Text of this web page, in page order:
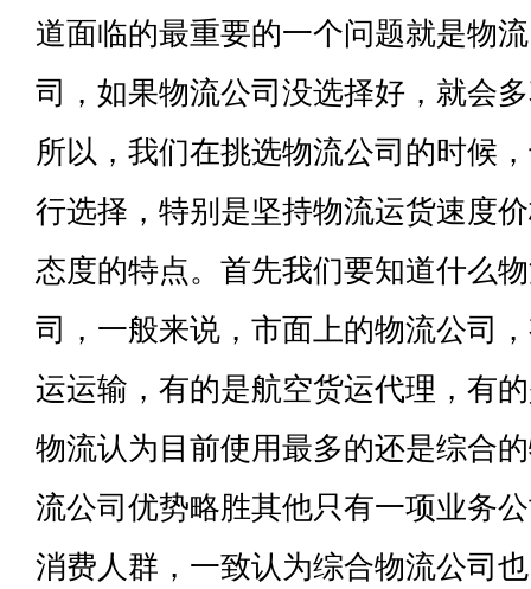
道面临的最重要的一个问题就是物
司，如果物流公司没选择好，就会
所以，我们在挑选物流公司的时候
行选择，特别是坚持物流运货速度
态度的特点。首先我们要知道什么
司，一般来说，市面上的物流公司
运运输，有的是航空货运代理，有
物流认为目前使用最多的还是综合
流公司优势略胜其他只有一项业务
消费人群，一致认为综合物流公司